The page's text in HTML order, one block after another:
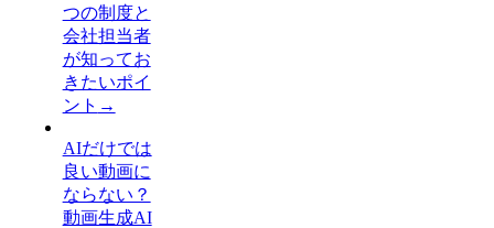
つの制度と
会社担当者
が知ってお
きたいポイ
ント →
AIだけでは
良い動画に
ならない？
動画生成AI